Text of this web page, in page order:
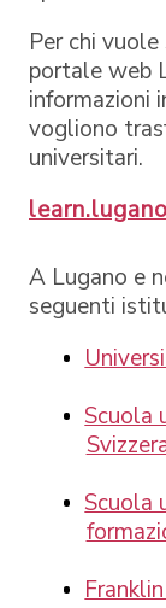
Per chi
portale web
informazioni
vogliono
universitari.
A Lugano e
seguenti
Scuola
Scuola